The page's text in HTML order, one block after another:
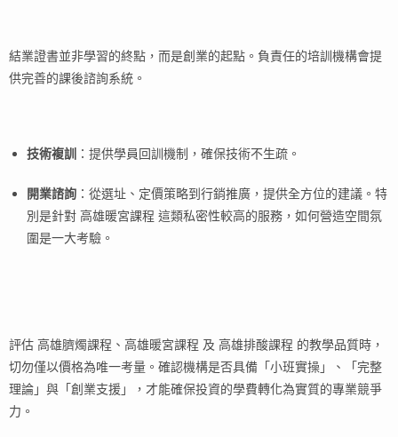
結業證書並非學習的終點，而是創業的起點。負責任的培訓機構會提
供完善的課後諮詢系統。
技術複訓 ：提供學員回訓機制，確保技術不生疏。
開業諮詢 ：從選址、定價策略到行銷推廣，提供全方位的建議。特
別是針對 高雄暖宮課程 這類私密性較高的服務，如何營造空間氛
圍是一大考驗。
評估 高雄臍燭課程、高雄暖宮課程 及 高雄排酸課程 的教學品質時，
切勿僅以價格為唯一考量。確認機構是否具備「小班實操」、「完整
理論」與「創業支援」，才能確保投資的學費轉化為實質的專業競爭
力。